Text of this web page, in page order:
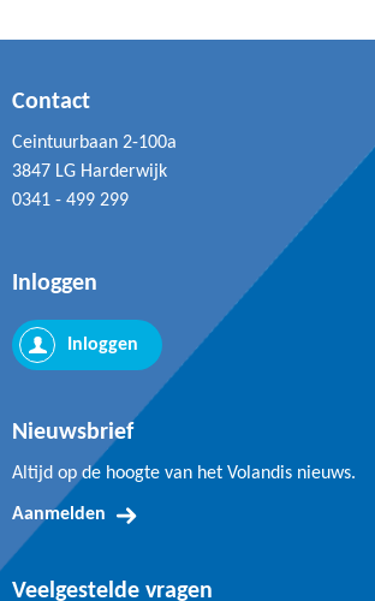
Contact
Ceintuurbaan 2-100a
3847 LG Harderwijk
0341 - 499 299
Nieuwsbrief
Altijd op de hoogte van het Volandis nieuws.
Aanmelden
Veelgestelde vragen
Inloggen
Inloggen